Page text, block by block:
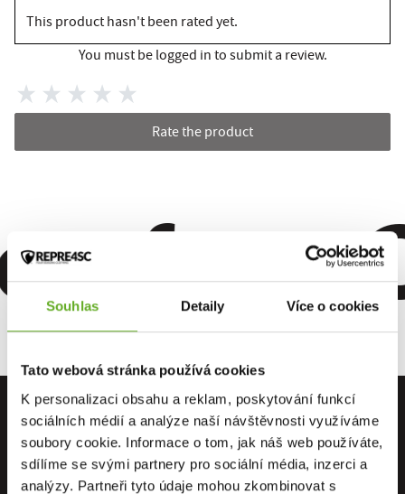
Souhlas Detaily Více o cookies
Tato webová stránka používá cookies
K personalizaci obsahu a reklam, poskytování funkcí
sociálních médií a analýze naší návštěvnosti využíváme
soubory cookie. Informace o tom, jak náš web používáte,
sdílíme se svými partnery pro sociální média, inzerci a
analýzy. Partneři tyto údaje mohou zkombinovat s
This product hasn't been rated yet.
You must be logged in to submit a review.
Rate the product